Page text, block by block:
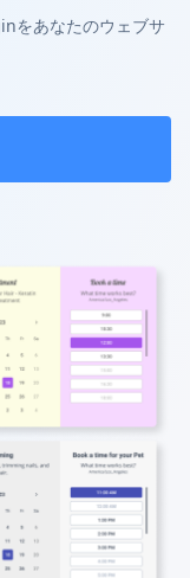
あなたのウェブサ